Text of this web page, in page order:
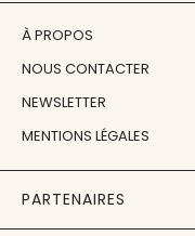
À PROPOS
NOUS CONTACTER
NEWSLETTER
MENTIONS LÉGALES
PARTENAIRES